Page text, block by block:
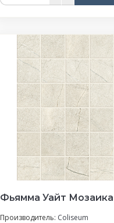
Фьямма Уайт Мозаика
Производитель: Coliseum